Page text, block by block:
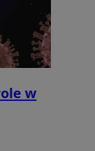
w